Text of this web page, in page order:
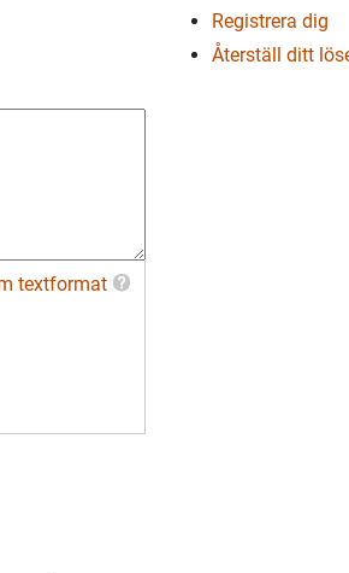
textformat
Registrera dig
Återställ ditt